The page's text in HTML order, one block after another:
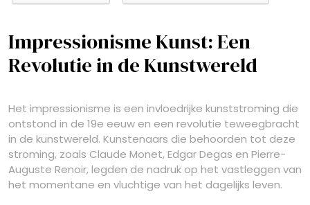
Impressionisme Kunst: Een
Revolutie in de Kunstwereld
Het impressionisme is een invloedrijke kunststroming die
ontstond in de 19e eeuw en een revolutie teweegbracht
in de kunstwereld. Kunstenaars die behoorden tot deze
stroming, zoals Claude Monet, Edgar Degas en Pierre-
Auguste Renoir, legden de nadruk op het vastleggen van
het momentane en vluchtige van het dagelijks leven.